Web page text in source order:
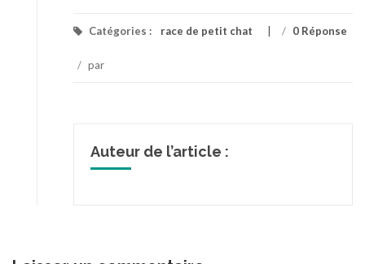
Catégories : race de petit chat / 0 Réponse
/ par
Auteur de l’article :